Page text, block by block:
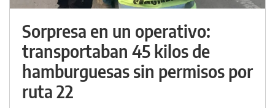
Sorpresa en un operativo:
transportaban 45 kilos de
hamburguesas sin permisos por
ruta 22